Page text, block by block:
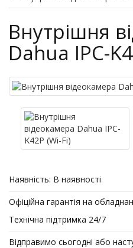
Внутрішня
Dahua IPC-
Наявність: В наявності
Офіційна гарантія на
Технічна підтримка 24/7
Відправимо сьогодні або